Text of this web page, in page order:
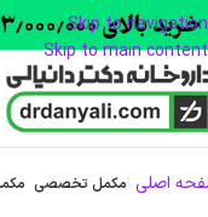
Skip to navigation
Skip to main content
اصلی مکمل تخصصی